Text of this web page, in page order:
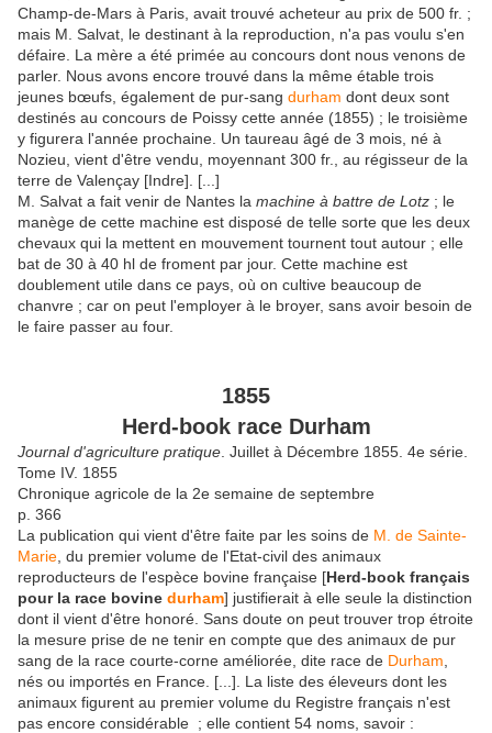
Champ-de-Mars à Paris, avait trouvé acheteur au prix de 500 fr. ;
mais M. Salvat, le destinant à la reproduction, n'a pas voulu s'en
défaire. La mère a été primée au concours dont nous venons de
parler. Nous avons encore trouvé dans la même étable trois
jeunes bœufs, également de pur-sang durham dont deux sont
destinés au concours de Poissy cette année (1855) ; le troisième
y figurera l'année prochaine. Un taureau âgé de 3 mois, né à
Nozieu, vient d'être vendu, moyennant 300 fr., au régisseur de la
terre de Valençay [Indre]. [...]
M. Salvat a fait venir de Nantes la machine à battre de Lotz ; le
manège de cette machine est disposé de telle sorte que les deux
chevaux qui la mettent en mouvement tournent tout autour ; elle
bat de 30 à 40 hl de froment par jour. Cette machine est
doublement utile dans ce pays, où on cultive beaucoup de
chanvre ; car on peut l'employer à le broyer, sans avoir besoin de
le faire passer au four.
1855
Herd-book race Durham
Journal d'agriculture pratique . Juillet à Décembre 1855. 4e série.
Tome IV. 1855
Chronique agricole de la 2e semaine de septembre
p. 366
La publication qui vient d'être faite par les soins de M. de Sainte-
Marie , du premier volume de l'Etat-civil des animaux
reproducteurs de l'espèce bovine française [Herd-book français
pour la race bovine durham] justifierait à elle seule la distinction
dont il vient d'être honoré. Sans doute on peut trouver trop étroite
la mesure prise de ne tenir en compte que des animaux de pur
sang de la race courte-corne améliorée, dite race de Durham
nés ou importés en France. [...]. La liste des éleveurs dont les
animaux figurent au premier volume du Registre français n'est
pas encore considérable ; elle contient 54 noms, savoir :